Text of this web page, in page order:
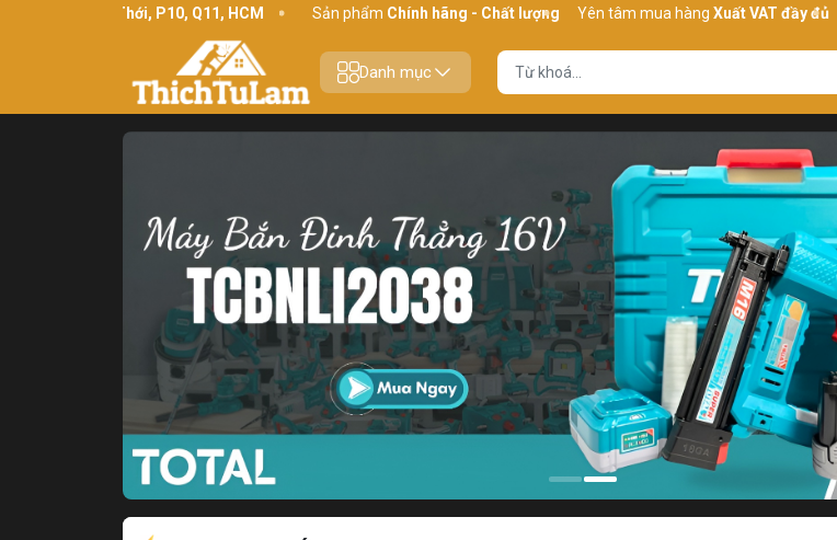
Bình Thới, P10, Q11, HCM Sản phẩmChính hãng - Chất lượng Yên tâm mua hàngXuất VAT đầy đủ Địa chỉ:
Danh mục